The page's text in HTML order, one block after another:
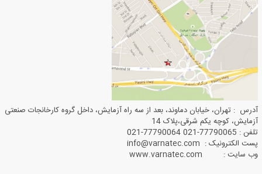
آدرس : تهران، خیابان دماوند، بعد از سه راه آزمایش، داخل گروه کارخانجات صنعتی
آزمایش، کوچه یکم شرقی،پلاک 14
تلفن : 77790065-021 77790064-021
پست الکترونیک : info@varnatec.com
وب سایت : www.varnatec.com